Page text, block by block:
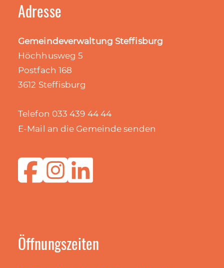
Adresse
Gemeindeverwaltung Steffisburg
Höchhusweg 5
Postfach 168
3612 Steffisburg
Telefon 033 439 44 44
E-Mail an die Gemeinde senden
Öffnungszeiten